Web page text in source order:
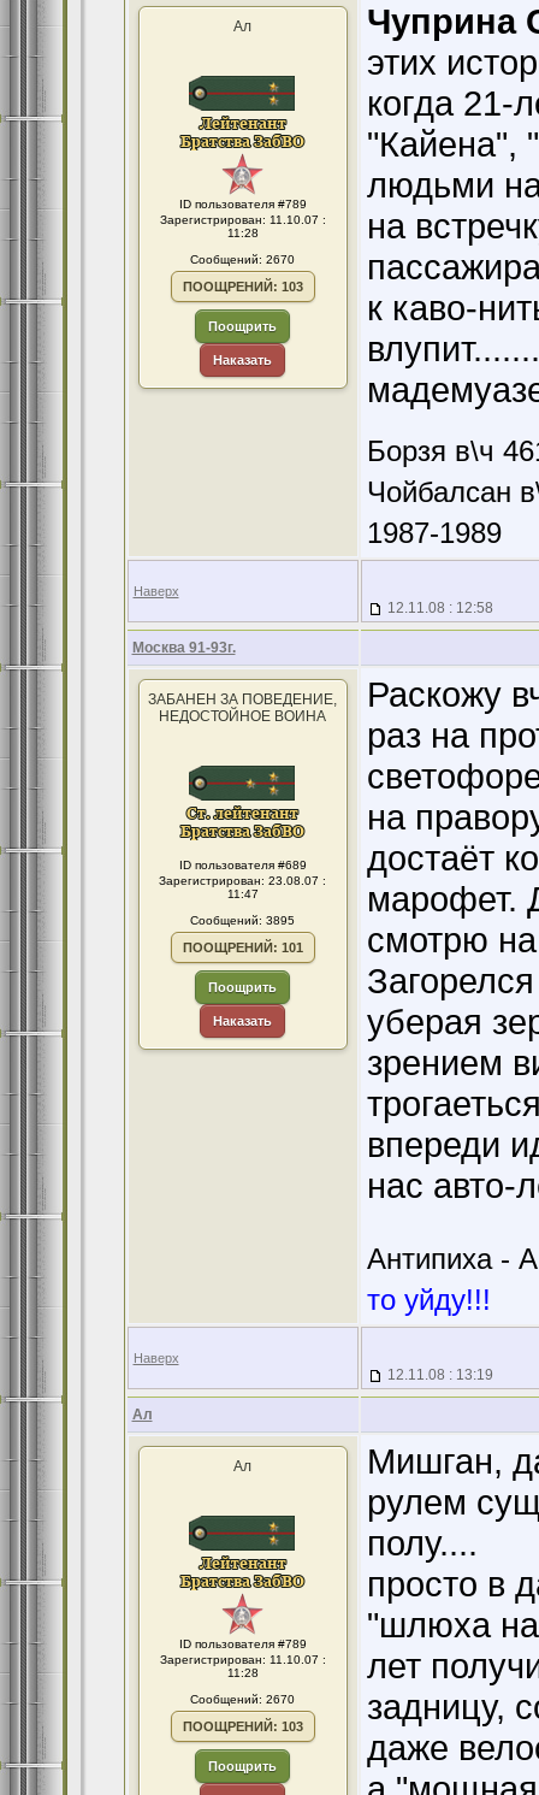
Ал
ID пользователя #789
Зарегистрирован: 11.10.07 :
11:28
Сообщений: 2670
ПООЩРЕНИЙ: 103
Поощрить
Наказать
Чуприна
этих
когда 21-
"Кайена",
людьми на
на
к каво-
Борзя в\ч
Чойбалсан
1987-1989
Наверх
12.11.08 : 12:58
Москва 91-93г.
ЗАБАНЕН ЗА ПОВЕДЕНИЕ,
НЕДОСТОЙНОЕ ВОИНА
ID пользователя #689
Зарегистрирован: 23.08.07 :
11:47
Сообщений: 3895
ПООЩРЕНИЙ: 101
Поощрить
Наказать
Раскожу
раз на
на
достаёт
марофет.
смотрю
уберая
зрением
впереди
нас авто-
Антипиха -
то уйду!!!
Наверх
12.11.08 : 13:19
Ал
Ал
ID пользователя #789
Зарегистрирован: 11.10.07 :
11:28
Сообщений: 2670
ПООЩРЕНИЙ: 103
Поощрить
Мишган,
рулем
полу....
просто в
"шлюха на
лет
задницу,
даже